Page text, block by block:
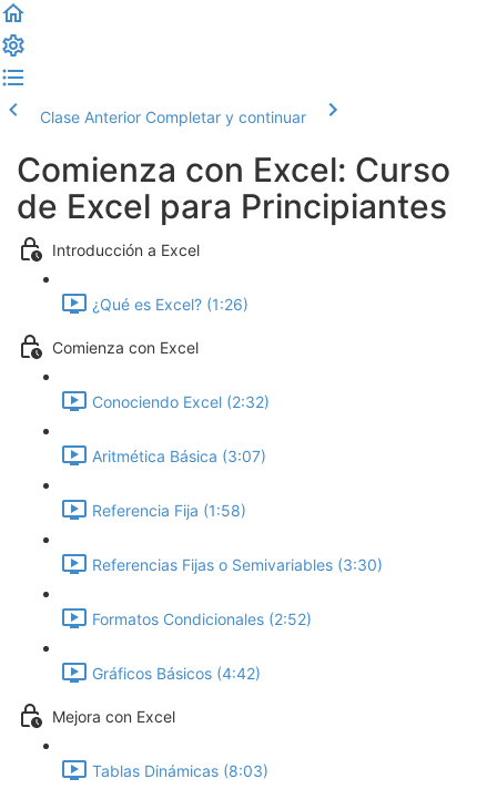
Clase Anterior Completar y continuar
Comienza con Excel: Curso
de Excel para Principiantes
Introducción a Excel
¿Qué es Excel? (1:26)
Comienza con Excel
Conociendo Excel (2:32)
Aritmética Básica (3:07)
Referencia Fija (1:58)
Referencias Fijas o Semivariables (3:30)
Formatos Condicionales (2:52)
Gráficos Básicos (4:42)
Mejora con Excel
Tablas Dinámicas (8:03)